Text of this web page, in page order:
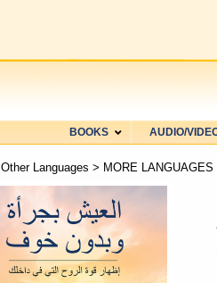
BOOKS AUDIO/
Other Languages > MORE LANGUAGES